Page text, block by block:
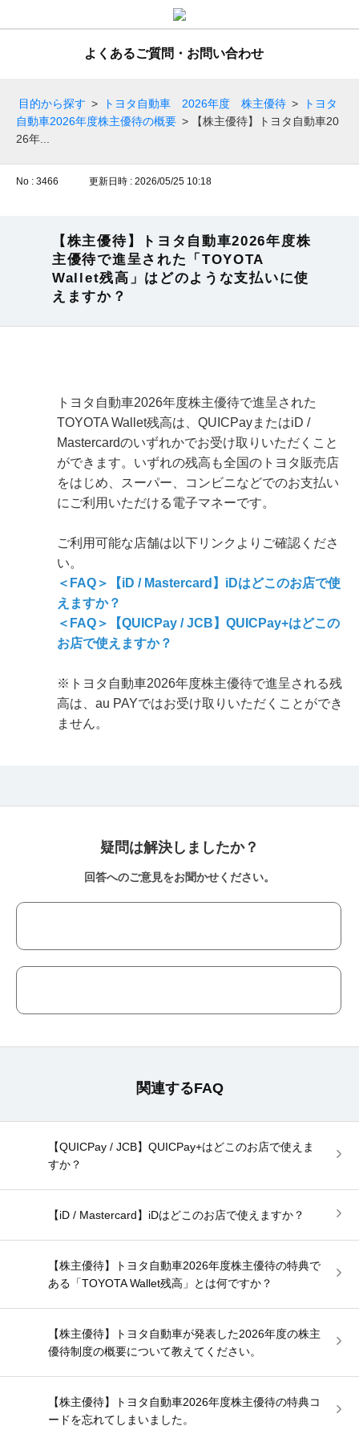
よくあるご質問・お問い合わせ
目的から探す > トヨタ自動車 2026年度 株主優待 >
トヨタ
自動車2026年度株主優待の概要 >
【株主優待】トヨタ自動車20
26年...
No : 3466 更新日時 : 2026/05/25 10:18
【株主優待】トヨタ自動車2026年度株
主優待で進呈された「TOYOTA
Wallet残高」はどのような支払いに使
えますか？
トヨタ自動車2026年度株主優待で進呈された
TOYOTA Wallet残高は、QUICPayまたはiD /
Mastercardのいずれかでお受け取りいただくこと
ができます。いずれの残高も全国のトヨタ販売店
をはじめ、スーパー、コンビニなどでのお支払い
にご利用いただける電子マネーです。
ご利用可能な店舗は以下リンクよりご確認くださ
い。
＜FAQ＞【iD / Mastercard】iDはどこのお店で使
えますか？
＜FAQ＞【QUICPay / JCB】QUICPay+はどこの
お店で使えますか？
※トヨタ自動車2026年度株主優待で進呈される残
高は、au PAYではお受け取りいただくことができ
ません。
疑問は解決しましたか？
回答へのご意見をお聞かせください。
関連するFAQ
【QUICPay / JCB】QUICPay+はどこのお店で使えま
すか？
【iD / Mastercard】iDはどこのお店で使えますか？
【株主優待】トヨタ自動車2026年度株主優待の特典で
ある「TOYOTA Wallet残高」とは何ですか？
【株主優待】トヨタ自動車が発表した2026年度の株主
優待制度の概要について教えてください。
【株主優待】トヨタ自動車2026年度株主優待の特典コ
ードを忘れてしまいました。